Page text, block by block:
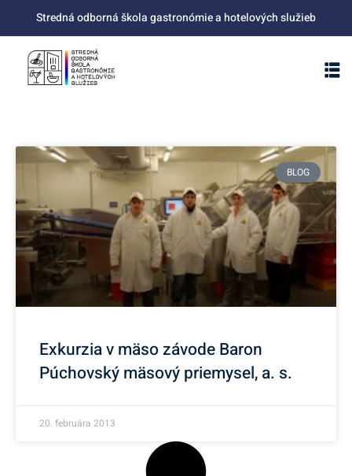
Stredná odborná škola gastronómie a hotelových služieb
BLOG
Exkurzia v mäso závode Baron
Púchovský mäsový priemysel, a. s.
20. februára 2013